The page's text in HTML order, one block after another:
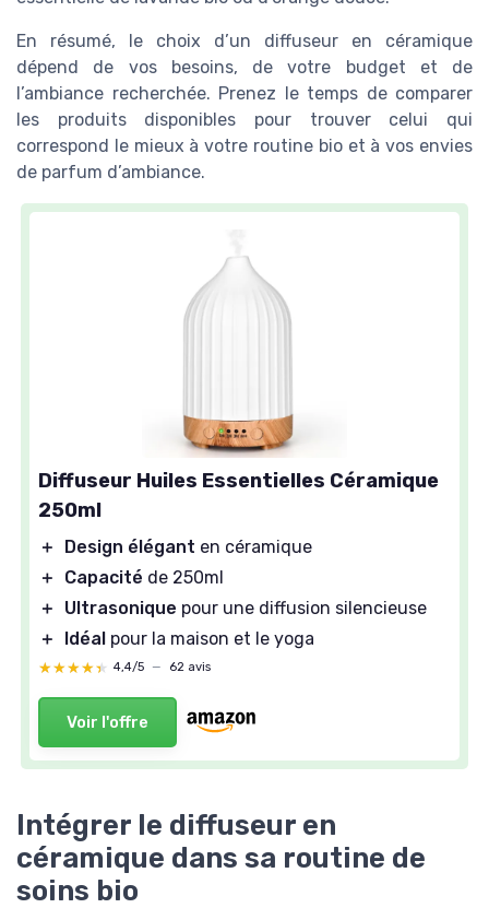
En résumé, le choix d’un diffuseur en céramique
dépend de vos besoins, de votre budget et de
l’ambiance recherchée. Prenez le temps de comparer
les produits disponibles pour trouver celui qui
correspond le mieux à votre routine bio et à vos envies
de parfum d’ambiance.
Diffuseur Huiles Essentielles Céramique
250ml
＋ Design élégant en céramique
＋
Capacité de 250ml
＋
Ultrasonique pour une diffusion silencieuse
＋
Idéal pour la maison et le yoga
★★★★★
★★★★★ 4,4/5 — 62 avis
Voir l'offre
Intégrer le diffuseur en
céramique dans sa routine de
soins bio